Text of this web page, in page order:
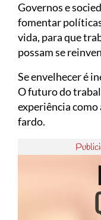
Governos e
fomentar
vida, para que
possam se
Se envelhecer é
O futuro do
experiência
fardo.